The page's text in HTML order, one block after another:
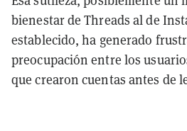
bienestar de Threads al de
establecido, ha generado
preocupación entre los
que crearon cuentas antes de